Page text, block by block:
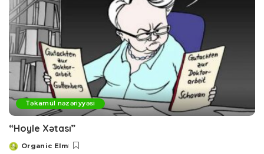
Təkamül nəzəriyyəsi
“Hoyle Xətası”
Posted
Organic Elm